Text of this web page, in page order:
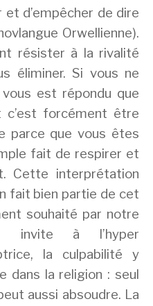
d’empêcher de dire
Orwellienne).
résister à la rivalité
éliminer. Si vous ne
est répondu que
forcément être
parce que vous êtes
fait de respirer et
Cette interprétation
fait bien partie de cet
souhaité par notre
invite à l’hyper
la culpabilité y
dans la religion : seul
aussi absoudre. La